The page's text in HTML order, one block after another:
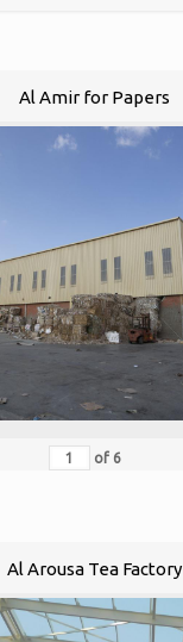
Al Amir for Papers
of 6
Al Arousa Tea Factory